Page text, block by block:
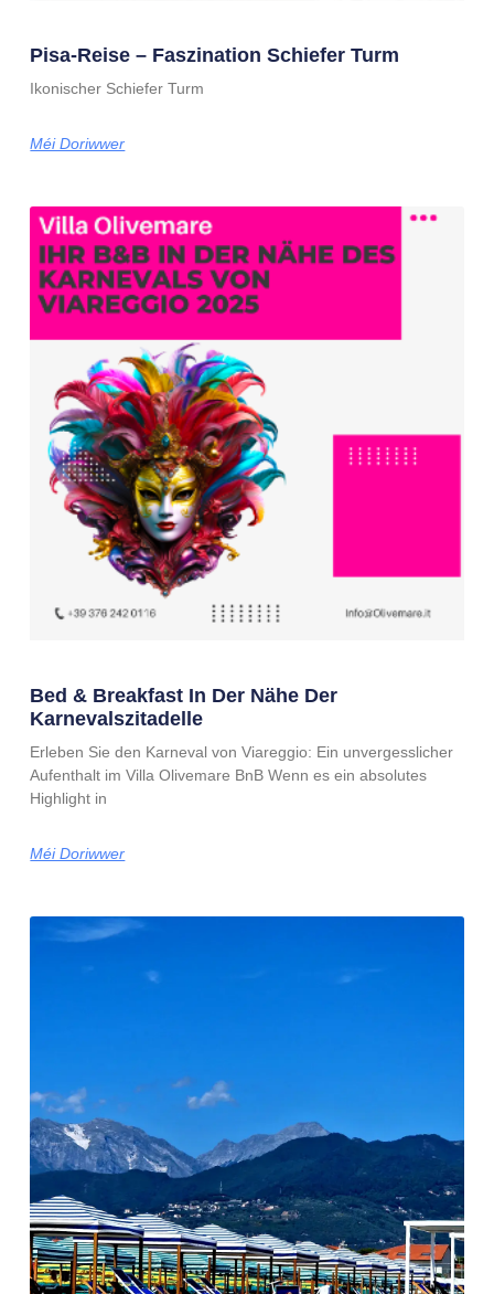
Pisa-Reise – Faszination Schiefer Turm
Ikonischer Schiefer Turm
Méi Doriwwer
Bed & Breakfast In Der Nähe Der
Karnevalszitadelle
Erleben Sie den Karneval von Viareggio: Ein unvergesslicher
Aufenthalt im Villa Olivemare BnB Wenn es ein absolutes
Highlight in
Méi Doriwwer